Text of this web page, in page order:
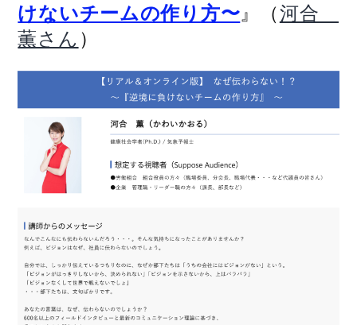
けないチームの作り方〜』（河合
薫さん ）